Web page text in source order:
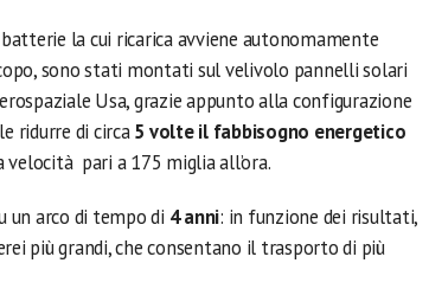
la cui ricarica avviene autonomamente
sono stati montati sul velivolo pannelli solari
Usa, grazie appunto alla configurazione
ridurre di circa5 volte il fabbisogno energetico
velocità pari a 175 miglia all’ora.
un arco di tempo di 4 anni: in funzione dei risultati,
più grandi, che consentano il trasporto di più